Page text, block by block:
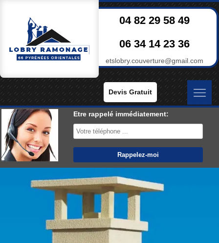
04 82 29 58 49
06 34 14 23 36
etslobry.couverture@gmail.com
Devis Gratuit
Etre rappelé immédiatement: